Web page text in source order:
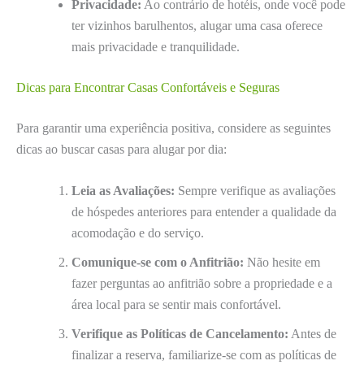
Privacidade: Ao contrário de hotéis, onde você pode
ter vizinhos barulhentos, alugar uma casa oferece
mais privacidade e tranquilidade.
Dicas para Encontrar Casas Confortáveis e Seguras
Para garantir uma experiência positiva, considere as seguintes
dicas ao buscar casas para alugar por dia:
Leia as Avaliações: Sempre verifique as avaliações
de hóspedes anteriores para entender a qualidade da
acomodação e do serviço.
Comunique-se com o Anfitrião: Não hesite em
fazer perguntas ao anfitrião sobre a propriedade e a
área local para se sentir mais confortável.
Verifique as Políticas de Cancelamento: Antes de
finalizar a reserva, familiarize-se com as políticas de